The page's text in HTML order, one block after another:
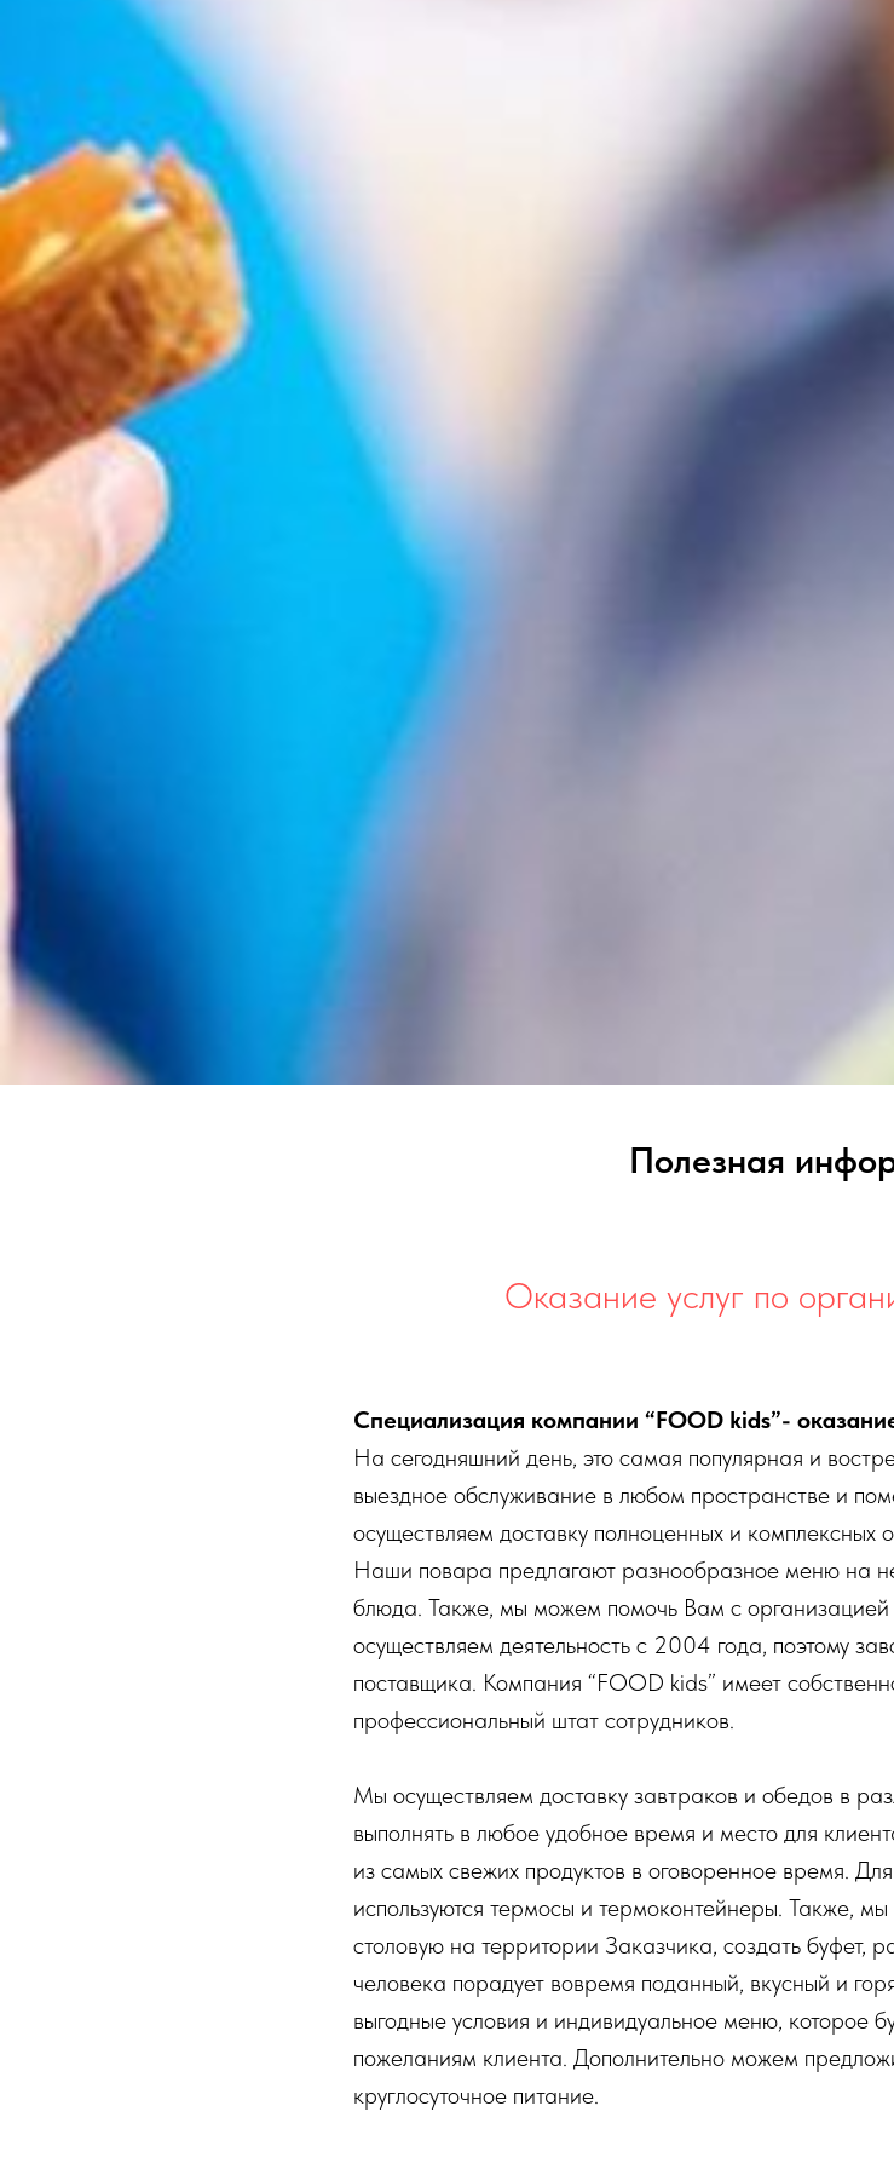
Полезная
Оказание услуг по
Специализация компании “FOOD kids”-
На сегодняшний день, это самая популярная и
выездное обслуживание в любом пространстве и
осуществляем доставку полноценных и комплексных
Наши повара предлагают разнообразное меню на
блюда. Также, мы можем помочь Вам с организацией
осуществляем деятельность с 2004 года, поэтому
поставщика. Компания “FOOD kids” имеет
профессиональный штат сотрудников.
Мы осуществляем доставку завтраков и обедов в
выполнять в любое удобное время и место для
из самых свежих продуктов в оговоренное время.
используются термосы и термоконтейнеры. Также,
столовую на территории Заказчика, создать буфет,
человека порадует вовремя поданный, вкусный и
выгодные условия и индивидуальное меню, которое
пожеланиям клиента. Дополнительно можем
круглосуточное питание.